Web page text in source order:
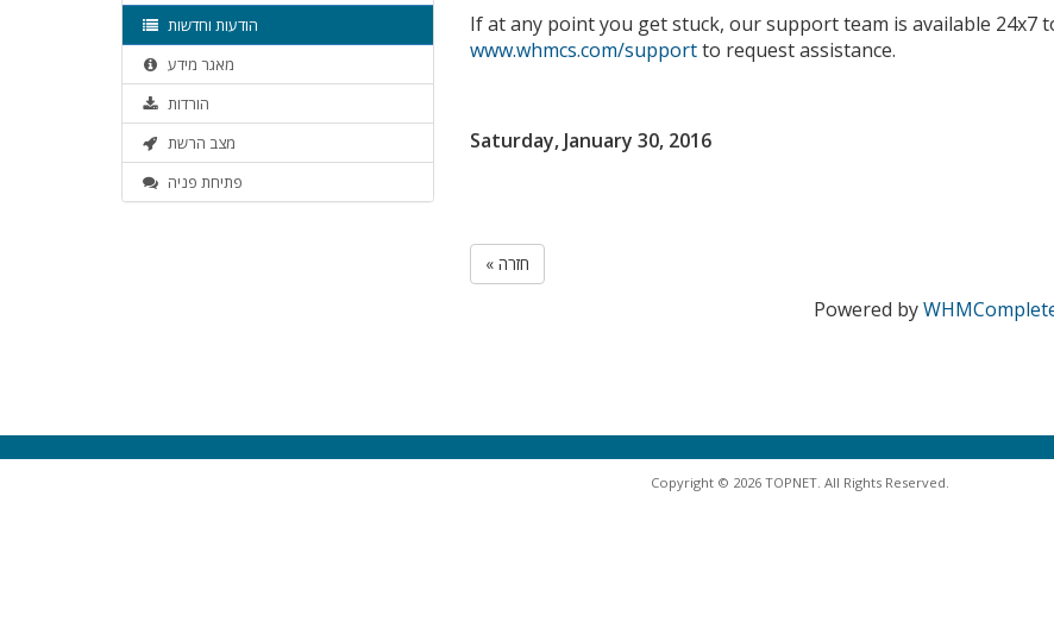
If at any point you get stuck, our support team is available 24x7
www.whmcs.com/supportto request assistance.
Saturday, January 30, 2016
« חזרה
Powered by
הודעות וחדשות
מאגר מידע
הורדות
מצב הרשת
פתיחת פניה
Copyright © 2026 TOPNET. All Rights Reserved.